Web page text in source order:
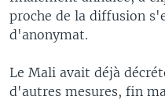
proche de la diffusion
d'anonymat.
Le Mali avait déjà
d'autres mesures, fin